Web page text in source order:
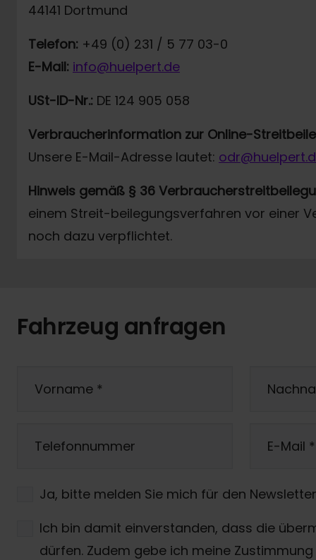
44141 Dortmund
Telefon: +49 (0) 231 / 5 77 03-0
E-Mail: info@huelpert.de
USt-ID-Nr.: DE 124 905 058
Verbraucherinformation zur Online-
Unsere E-Mail-Adresse lautet:
Hinweis gemäß § 36
einem Streit-beilegungsverfahren vor einer
noch dazu verpflichtet.
Fahrzeug anfragen
Vorname *
Telefonnummer E-Mail *
Ja, bitte melden Sie mich für den
Ich bin damit einverstanden, dass die
dürfen. Zudem gebe ich meine